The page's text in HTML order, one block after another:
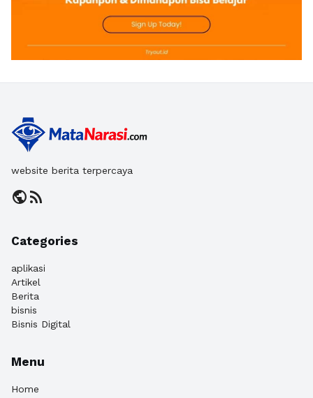
website berita terpercaya
publicrss_feed
Categories
aplikasi
Artikel
Berita
bisnis
Bisnis Digital
Menu
Home